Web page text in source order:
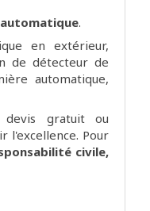
.
en extérieur,
de détecteur de
automatique,
devis gratuit ou
l'excellence. Pour
civile,